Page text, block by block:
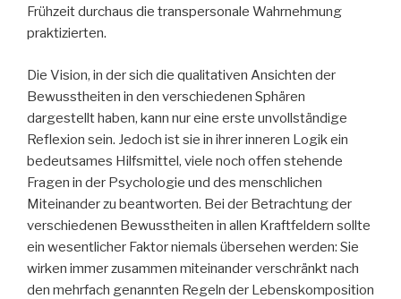
Frühzeit durchaus die transpersonale Wahrnehmung
praktizierten.
Die Vision, in der sich die qualitativen Ansichten der
Bewusstheiten in den verschiedenen Sphären
dargestellt haben, kann nur eine erste unvollständige
Reflexion sein. Jedoch ist sie in ihrer inneren Logik ein
bedeutsames Hilfsmittel, viele noch offen stehende
Fragen in der Psychologie und des menschlichen
Miteinander zu beantworten. Bei der Betrachtung der
verschiedenen Bewusstheiten in allen Kraftfeldern sollte
ein wesentlicher Faktor niemals übersehen werden: Sie
wirken immer zusammen miteinander verschränkt nach
den mehrfach genannten Regeln der Lebenskomposition